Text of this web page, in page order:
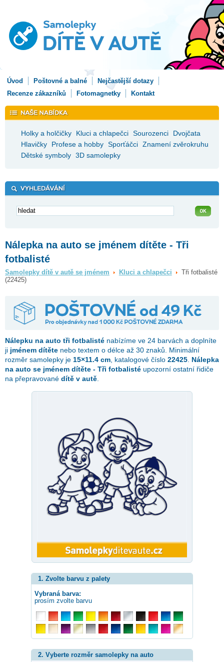
Úvod Poštovné a balné
Nejčastější dotazy
Recenze zákazníků
Fotomagnetky Kontakt
Holky a holčičky Kluci a chlapečci Sourozenci
Dvojčata
Hlavičky
Profese a hobby Sporťáčci Znamení zvěrokruhu
Dětské symboly 3D samolepky
Nálepka na auto se jménem dítěte - Tři
fotbalisté
Samolepky dítě v autě se jménem Kluci a chlapečci
Tři fotbalisté
(22425)
Nálepku na auto tři fotbalisté nabízíme ve 24 barvách a doplníte
ji jménem dítěte nebo textem o délce až 30 znaků. Minimální
rozměr samolepky je 15×11.4 cm , katalogové číslo 22425 Nálepka
na auto se jménem dítěte - Tři fotbalisté upozorní ostatní řidiče
na přepravované dítě v autě
1. Zvolte barvu z palety
Vybraná barva:
prosím zvolte barvu
2. Vyberte rozměr samolepky na auto